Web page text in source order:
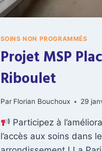
SOINS NON PROGRAMMÉS
Projet MSP
Riboulet
Par Florian Bouchoux 29
Participez à
l’accès aux soins dans